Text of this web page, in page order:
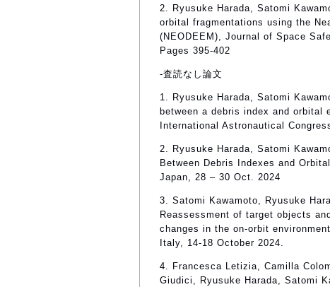
2. Ryusuke Harada, Satomi
orbital fragmentations using the
(NEODEEM), Journal of Space
Pages 395-402
-査読なし論文
1. Ryusuke Harada, Satomi
between a debris index and
International Astronautical
2. Ryusuke Harada, Satomi
Between Debris Indexes and
Japan, 28 – 30 Oct. 2024
3. Satomi Kawamoto, Ryusuke
Reassessment of target objects
changes in the on-orbit
Italy, 14-18 October 2024.
4. Francesca Letizia, Camilla
Giudici, Ryusuke Harada, Satomi